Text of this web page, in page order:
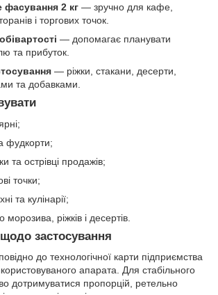
фасування 2 кг — зручно для кафе,
і торгових точок.
— допомагає планувати
та прибуток.
— ріжки, стакани, десерти,
та добавками.
фудкорти;
та острівці продажів;
точки;
та кулінарії;
ріжків і десертів.
застосування
до технологічної карти підприємства
апарата. Для стабільного
дотримуватися пропорцій, ретельно